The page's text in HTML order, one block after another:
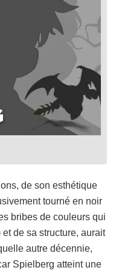
de son esthétique
tourné en noir
bribes de couleurs qui
de sa structure, aurait
autre décennie,
Spielberg atteint une